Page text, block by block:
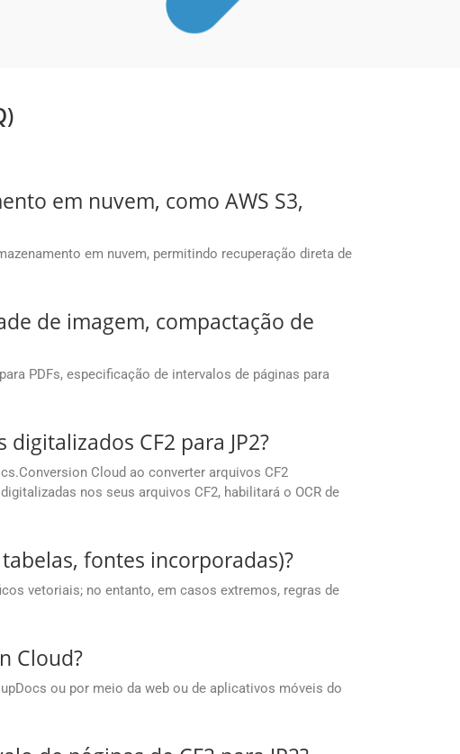
em nuvem, como AWS S3,
em nuvem, permitindo recuperação direta de
de imagem, compactação de
PDFs, especificação de intervalos de páginas para
CF2 para JP2?
Cloud ao converter arquivos CF2
nos seus arquivos CF2, habilitará o OCR de
fontes incorporadas)?
vetoriais; no entanto, em casos extremos, regras de
Cloud?
ou por meio da web ou de aplicativos móveis do